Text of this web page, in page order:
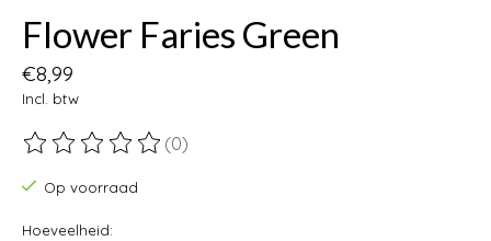
Flower Faries Green
€8,99
Incl. btw
De beoordeling van dit product is
(0)
Op voorraad
Hoeveelheid: